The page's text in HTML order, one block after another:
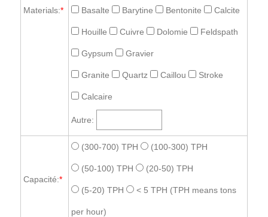
Materials:* Basalte Barytine Bentonite Calcite
Houille Cuivre Dolomie Feldspath
Gypsum Gravier
Granite Quartz Caillou Stroke
Calcaire
Autre:
Capacité:*
(300-700) TPH (100-300) TPH
(50-100) TPH (20-50) TPH
(5-20) TPH < 5 TPH (TPH means tons
per hour)